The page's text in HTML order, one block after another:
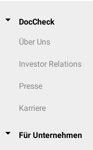
DocCheck
Über Uns
Investor Relations
Presse
Karriere
Für Unternehmen